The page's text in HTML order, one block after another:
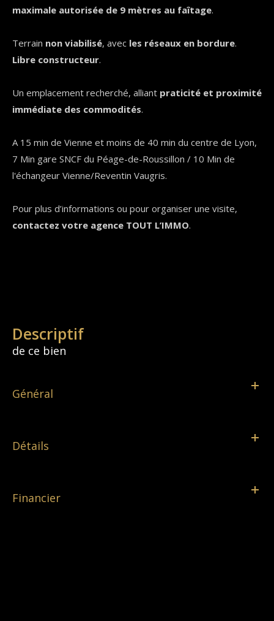
maximale autorisée de 9 mètres au faîtage.
Terrain non viabilisé, avec les réseaux en bordure.
Libre constructeur.
Un emplacement recherché, alliant praticité et proximité
immédiate des commodités.
A 15 min de Vienne et moins de 40 min du centre de Lyon,
7 Min gare SNCF du Péage-de-Roussillon / 10 Min de
l'échangeur Vienne/Reventin Vaugris.
Pour plus d’informations ou pour organiser une visite,
contactez votre agence TOUT L’IMMO.
descriptif
de ce bien
Général
Détails
Financier